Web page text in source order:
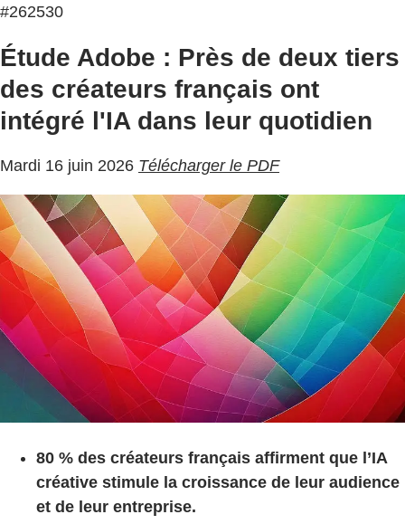
#262530
Étude Adobe : Près de deux tiers
des créateurs français ont
intégré l'IA dans leur quotidien
Mardi 16 juin 2026 Télécharger le PDF
80 % des créateurs français affirment que l’IA
créative stimule la croissance de leur audience
et de leur entreprise.